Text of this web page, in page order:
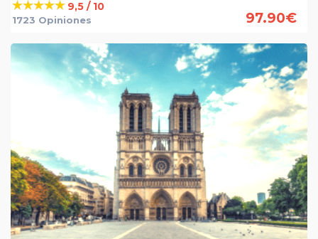
9,5 / 10
1723 Opiniones 97.90€